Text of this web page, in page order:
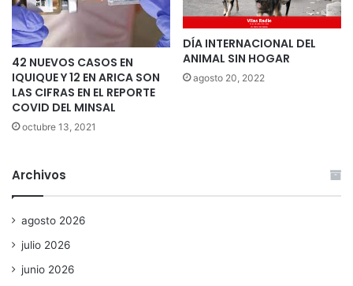
42 NUEVOS CASOS EN
IQUIQUE Y 12 EN ARICA SON
LAS CIFRAS EN EL REPORTE
COVID DEL MINSAL
octubre 13, 2021
DÍA INTERNACIONAL DEL
ANIMAL SIN HOGAR
agosto 20, 2022
Archivos
agosto 2026
julio 2026
junio 2026